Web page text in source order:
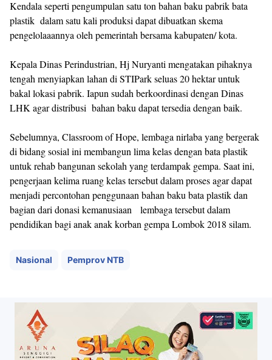
Kendala seperti pengumpulan satu ton bahan baku pabrik bata
plastik dalam satu kali produksi dapat dibuatkan skema
pengelolaaannya oleh pemerintah bersama kabupaten/ kota.
Kepala Dinas Perindustrian, Hj Nuryanti mengatakan pihaknya
tengah menyiapkan lahan di STIPark seluas 20 hektar untuk
bakal lokasi pabrik. Iapun sudah berkoordinasi dengan Dinas
LHK agar distribusi bahan baku dapat tersedia dengan baik.
Sebelumnya, Classroom of Hope, lembaga nirlaba yang bergerak
di bidang sosial ini membangun lima kelas dengan bata plastik
untuk rehab bangunan sekolah yang terdampak gempa. Saat ini,
pengerjaan kelima ruang kelas tersebut dalam proses agar dapat
menjadi percontohan penggunaan bahan baku bata plastik dan
bagian dari donasi kemanusiaan lembaga tersebut dalam
pendidikan bagi anak anak korban gempa Lombok 2018 silam.
Nasional Pemprov NTB